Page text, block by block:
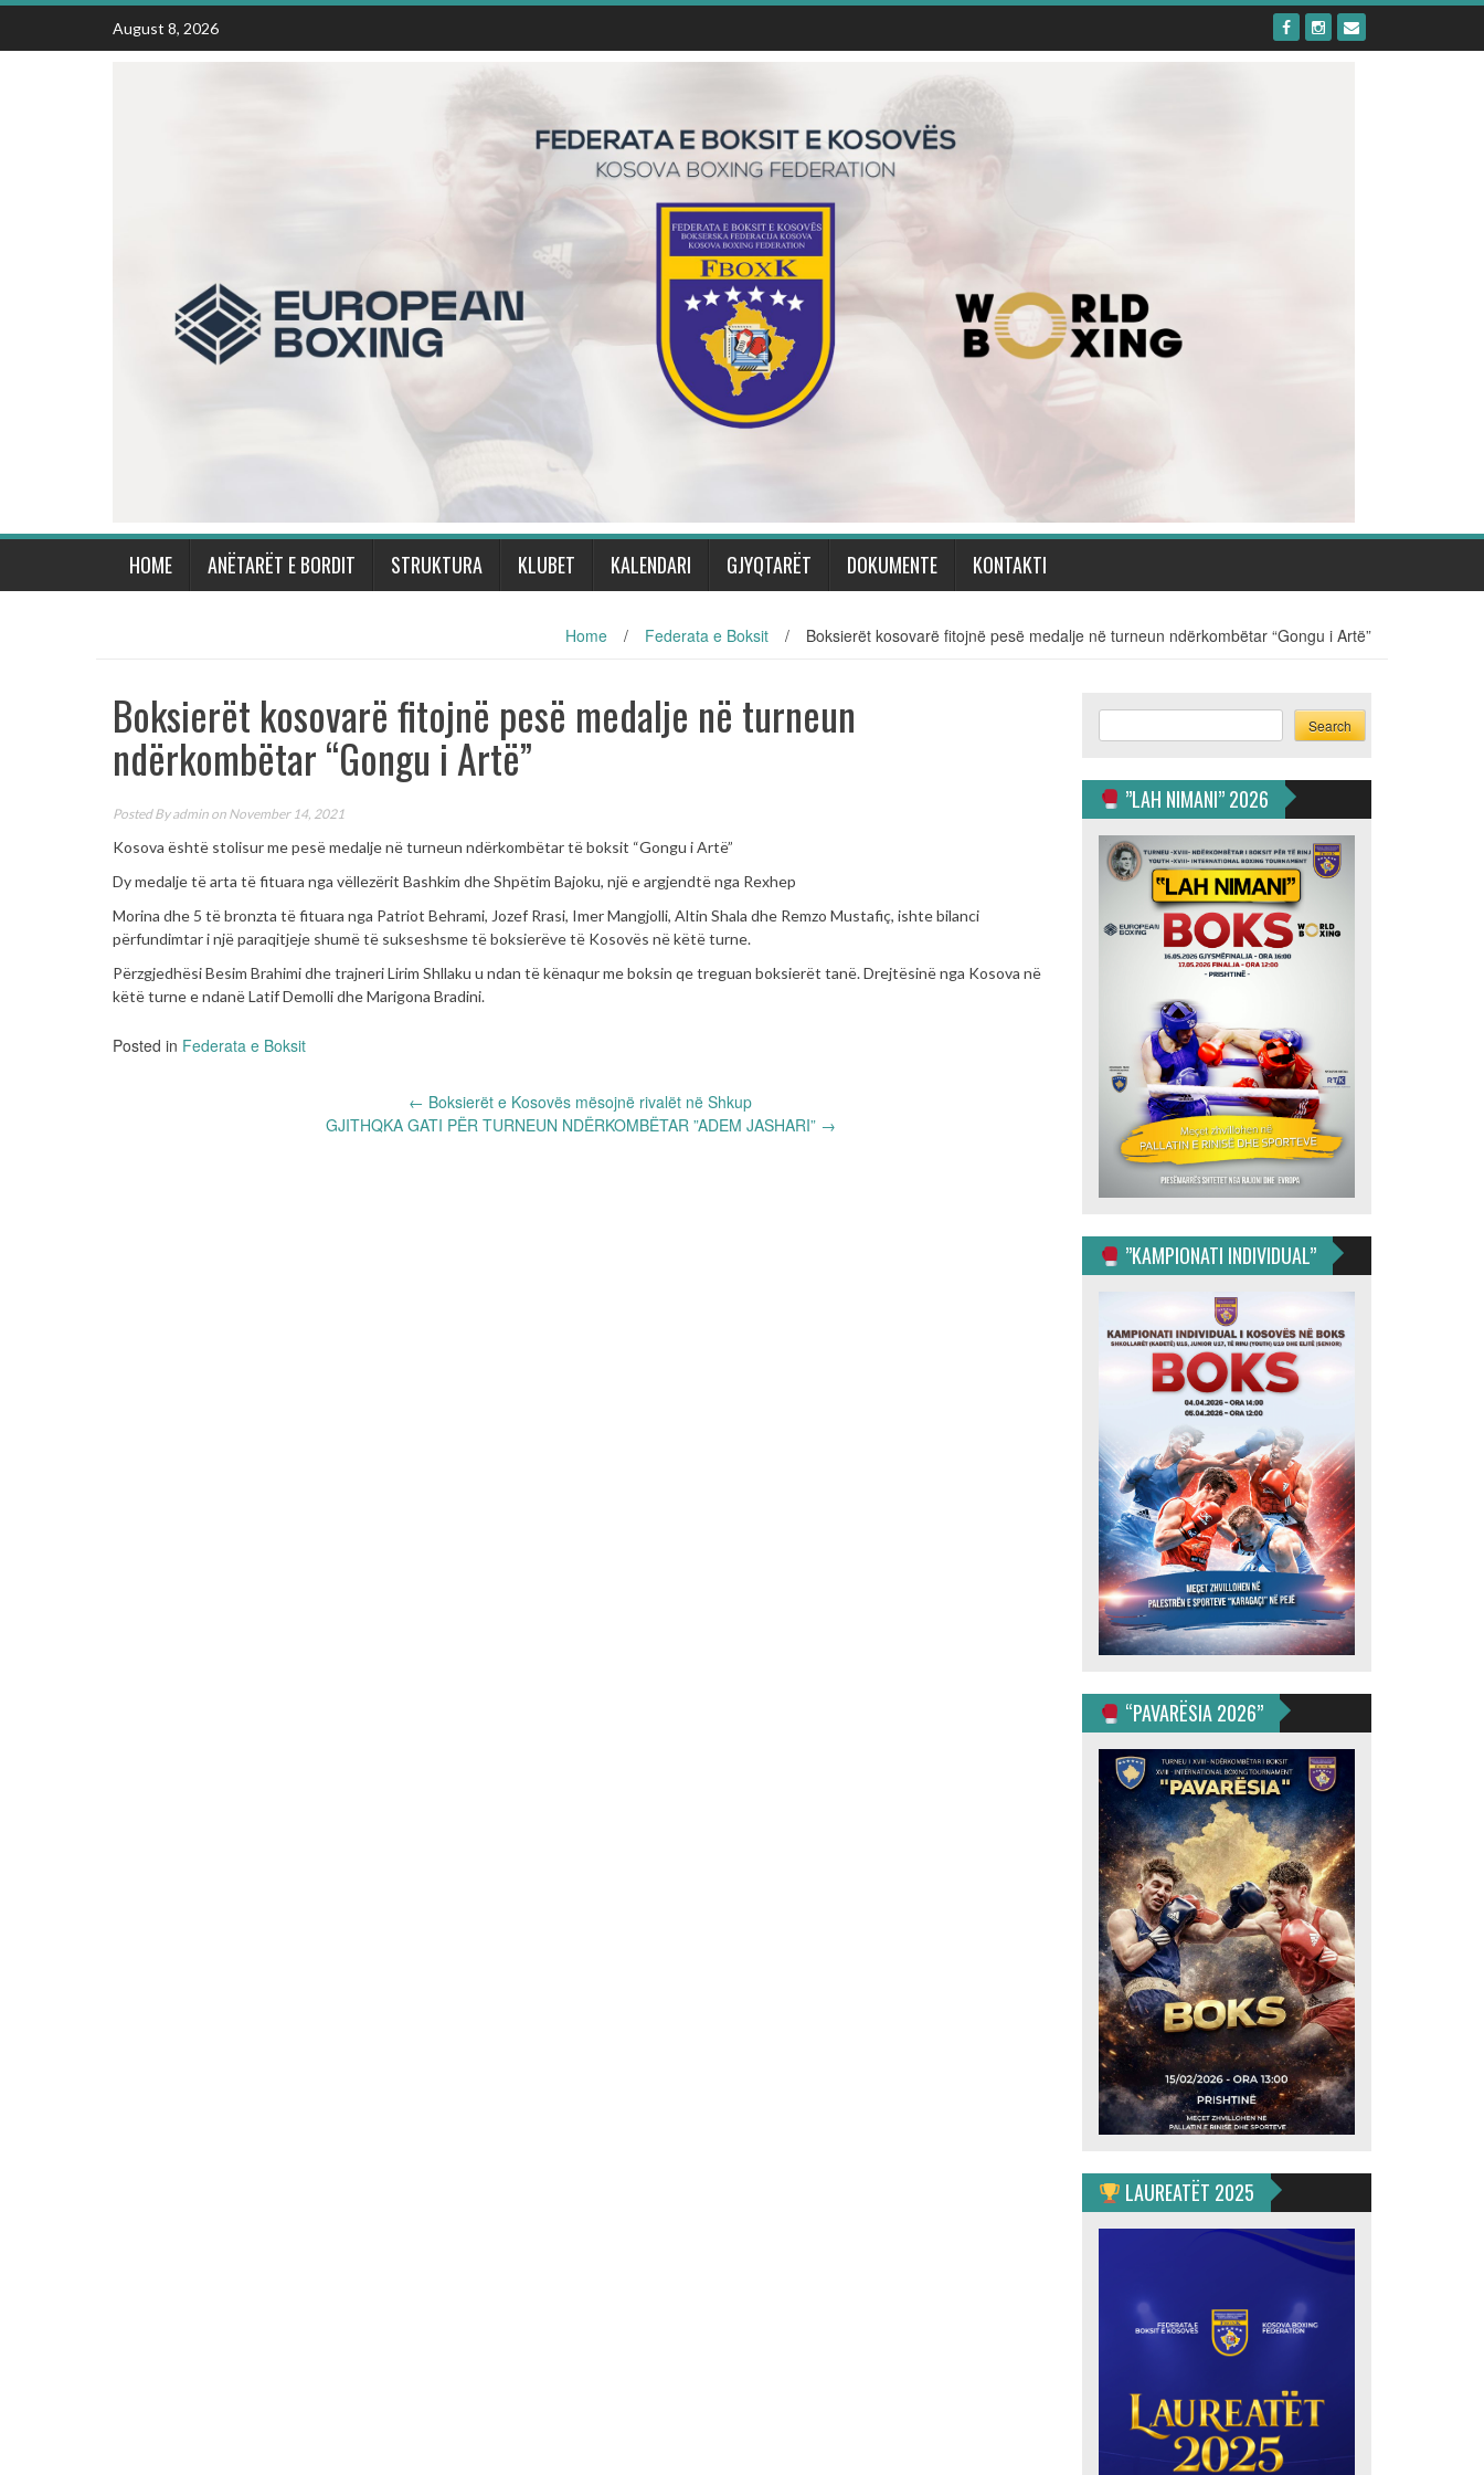
Skip
content
August 8, 2026
HOME ANËTARËT E BORDIT STRUKTURA KLUBET KALENDARI GJYQTARËT DOKUMENTE KONTAKTI
Home / Federata e Boksit / Boksierët kosovarë fitojnë pesë medalje në turneun ndërkombëtar “Gongu i Artë”
Boksierët kosovarë fitojnë pesë medalje në turneun
ndërkombëtar “Gongu i Artë”
Posted Byadmin on November 14, 2021
Kosova është stolisur me pesë medalje në turneun ndërkombëtar të boksit “Gongu i Artë”
Dy medalje të arta të fituara nga vëllezërit Bashkim dhe Shpëtim Bajoku, një e argjendtë nga Rexhep
Morina dhe 5 të bronzta të fituara nga Patriot Behrami, Jozef Rrasi, Imer Mangjolli, Altin Shala dhe Remzo Mustafiç, ishte bilanci
përfundimtar i një paraqitjeje shumë të sukseshsme të boksierëve të Kosovës në këtë turne.
Përzgjedhësi Besim Brahimi dhe trajneri Lirim Shllaku u ndan të kënaqur me boksin qe treguan boksierët tanë. Drejtësinë nga Kosova në
këtë turne e ndanë Latif Demolli dhe Marigona Bradini.
Posted in Federata e Boksit
← Boksierët e Kosovës mësojnë rivalët në Shkup
GJITHQKA GATI PËR TURNEUN NDËRKOMBËTAR ”ADEM JASHARI” →
Search Search
”LAH NIMANI” 2026
”KAMPIONATI INDIVIDUAL”
“PAVARËSIA 2026”
LAUREATËT 2025